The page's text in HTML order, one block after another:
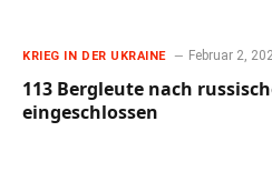
KRIEG IN DER UKRAINE Februar 2,
113 Bergleute nach
eingeschlossen